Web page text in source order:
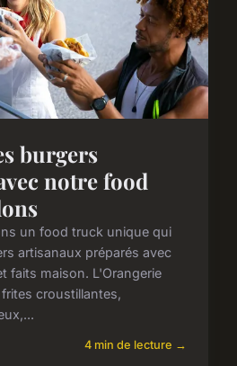
burgers
notre food
un food truck unique qui
artisanaux préparés avec
faits maison. L'Orangerie
croustillantes,
4 min de lecture →